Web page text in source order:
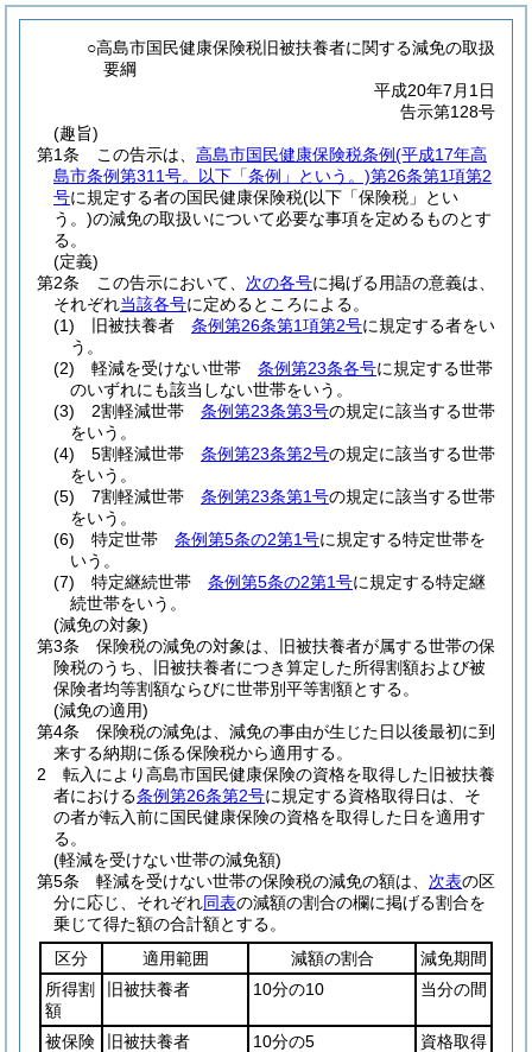
○高島市国民健康保険税旧被扶養者に関する減免の取扱
要綱
平成20年7月1日
告示第128号
(趣旨)
第1条
この告示は、 高島市国民健康保険税条例(平成17年高
島市条例第311号。以下「条例」という。)第26条第1項第2
号に規定する者の国民健康保険税(以下「保険税」とい
う。)の減免の取扱いについて必要な事項を定めるものとす
る。
(定義)
第2条
この告示において、 次の各号に掲げる用語の意義は、
それぞれ当該各号に定めるところによる。
(1)
旧被扶養者 条例第26条第1項第2号に規定する者をい
う。
(2)
軽減を受けない世帯 条例第23条各号に規定する世帯
のいずれにも該当しない世帯をいう。
(3)
2割軽減世帯 条例第23条第3号の規定に該当する世帯
をいう。
(4)
5割軽減世帯 条例第23条第2号の規定に該当する世帯
をいう。
(5)
7割軽減世帯 条例第23条第1号の規定に該当する世帯
をいう。
(6)
特定世帯 条例第5条の2第1号に規定する特定世帯を
いう。
(7)
特定継続世帯 条例第5条の2第1号に規定する特定継
続世帯をいう。
(減免の対象)
第3条
保険税の減免の対象は、旧被扶養者が属する世帯の保
険税のうち、旧被扶養者につき算定した所得割額および被
保険者均等割額ならびに世帯別平等割額とする。
(減免の適用)
第4条
保険税の減免は、減免の事由が生じた日以後最初に到
来する納期に係る保険税から適用する。
2
転入により高島市国民健康保険の資格を取得した旧被扶養
者における条例第26条第2号に規定する資格取得日は、そ
の者が転入前に国民健康保険の資格を取得した日を適用す
る。
(軽減を受けない世帯の減免額)
第5条
軽減を受けない世帯の保険税の減免の額は、 次表の区
分に応じ、それぞれ同表の減額の割合の欄に掲げる割合を
乗じて得た額の合計額とする。
区分
適用範囲 減額の割合
減免期間
所得割
額
旧被扶養者 10分の10 当分の間
被保険
旧被扶養者 10分の5
資格取得